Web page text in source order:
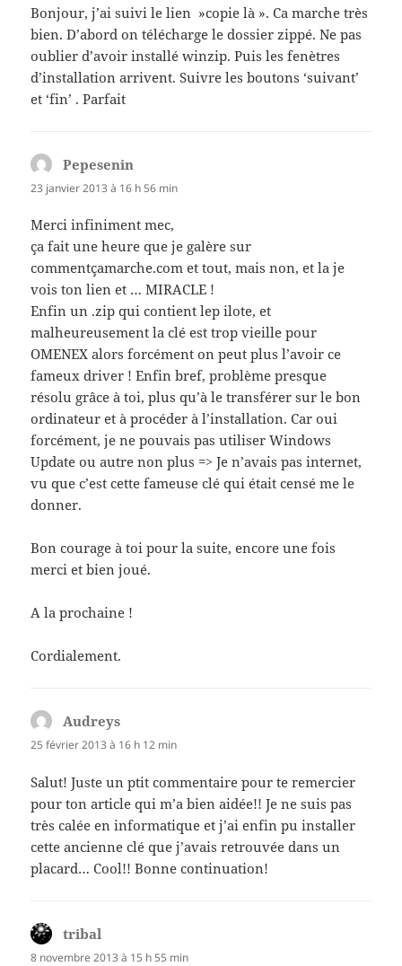
Bonjour, j’ai suivi le lien »copie là ». Ca marche très
bien. D’abord on télécharge le dossier zippé. Ne pas
oublier d’avoir installé winzip. Puis les fenètres
d’installation arrivent. Suivre les boutons ‘suivant’
et ‘fin’ . Parfait
Pepesenin
23 janvier 2013 à 16 h 56 min
Merci infiniment mec,
ça fait une heure que je galère sur
commentçamarche.com et tout, mais non, et la je
vois ton lien et … MIRACLE !
Enfin un .zip qui contient lep ilote, et
malheureusement la clé est trop vieille pour
OMENEX alors forcément on peut plus l’avoir ce
fameux driver ! Enfin bref, problème presque
résolu grâce à toi, plus qu’à le transférer sur le bon
ordinateur et à procéder à l’installation. Car oui
forcément, je ne pouvais pas utiliser Windows
Update ou autre non plus => Je n’avais pas internet,
vu que c’est cette fameuse clé qui était censé me le
donner.
Bon courage à toi pour la suite, encore une fois
merci et bien joué.
A la prochaine !
Cordialement.
Audreys
25 février 2013 à 16 h 12 min
Salut! Juste un ptit commentaire pour te remercier
pour ton article qui m’a bien aidée!! Je ne suis pas
très calée en informatique et j’ai enfin pu installer
cette ancienne clé que j’avais retrouvée dans un
placard… Cool!! Bonne continuation!
tribal
8 novembre 2013 à 15 h 55 min